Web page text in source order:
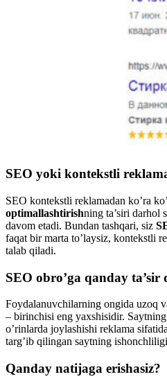
SEO yoki kontekstli
SEO kontekstli reklamadan ko’ra
optimallashtirishning ta’siri darhol
davom etadi. Bundan tashqari, siz
faqat bir marta to’laysiz, kontekstli
talab qiladi.
SEO obro’ga qanday ta’sir
Foydalanuvchilarning ongida uzoq
– birinchisi eng yaxshisidir.
o’rinlarda joylashishi reklama
targ’ib qilingan saytning
Qanday natijaga erishasiz?